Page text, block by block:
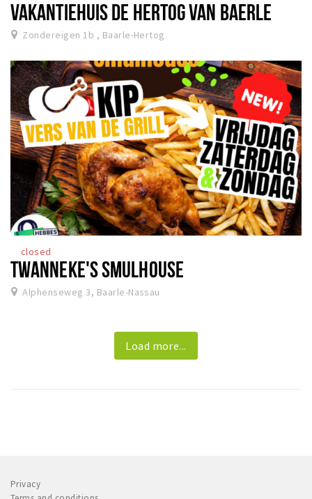
VAKANTIEHUIS DE HERTOG VAN BAERLE
Zondereigen 1b , Baarle-Hertog
closed
TWANNEKE'S SMULHOUSE
Alphenseweg 3, Baarle-Nassau
Load more...
Privacy